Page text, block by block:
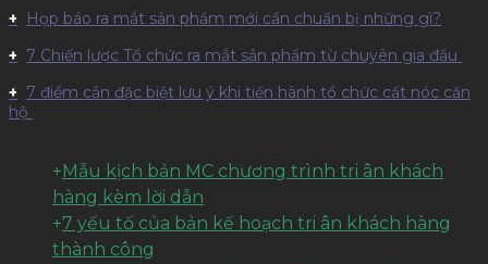
Họp báo ra mắt sản phẩm mới cần chuẩn bị những gì?
7 Chiến lược Tổ chức ra mắt sản phẩm từ chuyên gia đầu
7 điểm cần đặc biệt lưu ý khi tiến hành tổ chức cất nóc căn
hộ
+Mẫu kịch bản MC chương trình tri ân khách
hàng kèm lời dẫn
+7 yếu tố của bản kế hoạch tri ân khách hàng
thành công